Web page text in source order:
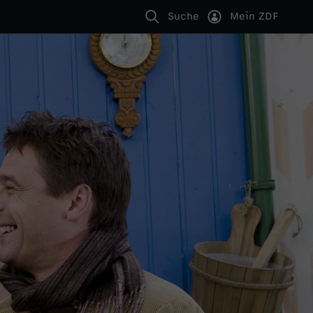
Suche Mein ZDF